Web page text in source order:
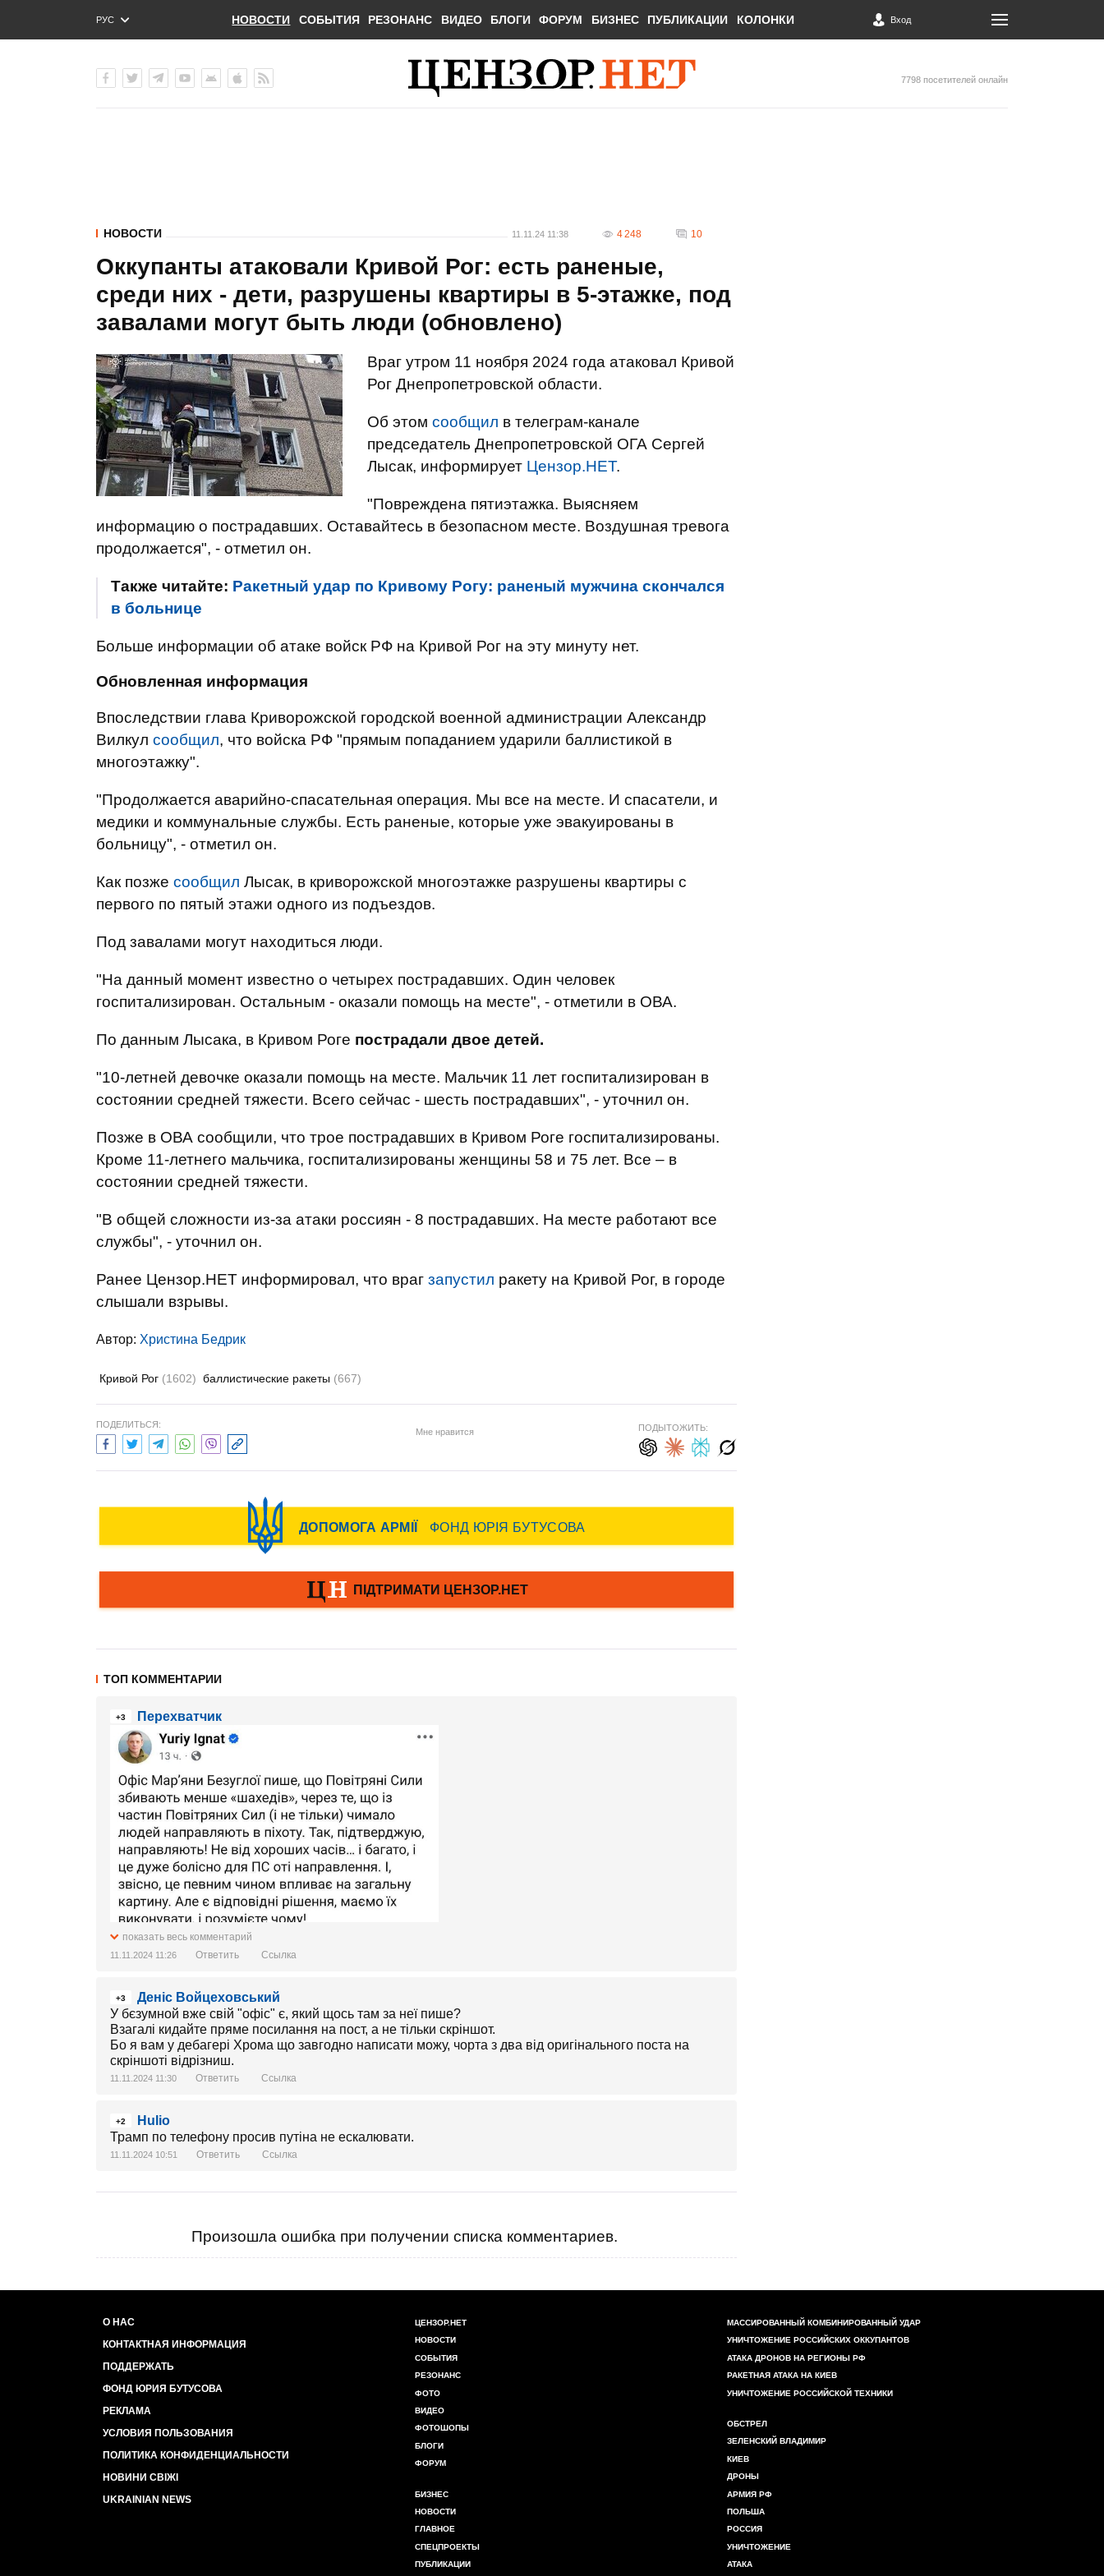
РУС
ENG
НОВОСТИ СОБЫТИЯ РЕЗОНАНС ВИДЕО БЛОГИ ФОРУМ БИЗНЕС ПУБЛИКАЦИИ КОЛОНКИ Вход
7798 посетителей онлайн
НОВОСТИ 11.11.24 11:38 4 248 10
Оккупанты атаковали Кривой Рог: есть раненые,
среди них - дети, разрушены квартиры в 5-этажке, под
завалами могут быть люди (обновлено)
Враг утром 11 ноября 2024 года атаковал Кривой
Рог Днепропетровской области.
Об этом сообщил в телеграм-канале
председатель Днепропетровской ОГА Сергей
Лысак, информирует Цензор.НЕТ.
"Повреждена пятиэтажка. Выясняем
информацию о пострадавших. Оставайтесь в безопасном месте. Воздушная тревога
продолжается", - отметил он.
Также читайте: Ракетный удар по Кривому Рогу: раненый мужчина скончался
в больнице
Больше информации об атаке войск РФ на Кривой Рог на эту минуту нет.
Обновленная информация
Впоследствии глава Криворожской городской военной администрации Александр
Вилкул сообщил, что войска РФ "прямым попаданием ударили баллистикой в ​​
многоэтажку".
"Продолжается аварийно-спасательная операция. Мы все на месте. И спасатели, и
медики и коммунальные службы. Есть раненые, которые уже эвакуированы в
больницу", - отметил он.
Как позже сообщил Лысак, в криворожской многоэтажке разрушены квартиры с
первого по пятый этажи одного из подъездов.
Под завалами могут находиться люди.
"На данный момент известно о четырех пострадавших. Один человек
госпитализирован. Остальным - оказали помощь на месте", - отметили в ОВА.
По данным Лысака, в Кривом Роге пострадали двое детей.
"10-летней девочке оказали помощь на месте. Мальчик 11 лет госпитализирован в
состоянии средней тяжести. Всего сейчас - шесть пострадавших", - уточнил он.
Позже в ОВА сообщили, что трое пострадавших в Кривом Роге госпитализированы.
Кроме 11-летнего мальчика, госпитализированы женщины 58 и 75 лет. Все – в
состоянии средней тяжести.
"В общей сложности из-за атаки россиян - 8 пострадавших. На месте работают все
службы", - уточнил он.
Ранее Цензор.НЕТ информировал, что враг запустил ракету на Кривой Рог, в городе
слышали взрывы.
Автор: Христина Бедрик
Кривой Рог (1602) баллистические ракеты (667)
ПОДЕЛИТЬСЯ:
Мне нравится ПОДЫТОЖИТЬ:
ТОП КОММЕНТАРИИ
+3 Перехватчик
показать весь комментарий
11.11.2024 11:26 Ответить Ссылка
+3
Деніс Войцеховський
У бєзумной вже свій "офіс" є, який щось там за неї пише?
Взагалі кидайте пряме посилання на пост, а не тільки скріншот.
Бо я вам у дебагері Хрома що завгодно написати можу, чорта з два від оригінального поста на
скріншоті відрізниш.
11.11.2024 11:30 Ответить Ссылка
+2
Hulio
Трамп по телефону просив путіна не ескалювати.
11.11.2024 10:51 Ответить Ссылка
Произошла ошибка при получении списка комментариев.
О НАС
КОНТАКТНАЯ ИНФОРМАЦИЯ
ПОДДЕРЖАТЬ
ФОНД ЮРИЯ БУТУСОВА
РЕКЛАМА
УСЛОВИЯ ПОЛЬЗОВАНИЯ
ПОЛИТИКА КОНФИДЕНЦИАЛЬНОСТИ
НОВИНИ СВІЖІ
UKRAINIAN NEWS
ЦЕНЗОР.НЕТ
НОВОСТИ
СОБЫТИЯ
РЕЗОНАНС
ФОТО
ВИДЕО
ФОТОШОПЫ
БЛОГИ
ФОРУМ
БИЗНЕС
НОВОСТИ
ГЛАВНОЕ
СПЕЦПРОЕКТЫ
ПУБЛИКАЦИИ
МАССИРОВАННЫЙ КОМБИНИРОВАННЫЙ УДАР
УНИЧТОЖЕНИЕ РОССИЙСКИХ ОККУПАНТОВ
АТАКА ДРОНОВ НА РЕГИОНЫ РФ
РАКЕТНАЯ АТАКА НА КИЕВ
УНИЧТОЖЕНИЕ РОССИЙСКОЙ ТЕХНИКИ
ОБСТРЕЛ
ЗЕЛЕНСКИЙ ВЛАДИМИР
КИЕВ
ДРОНЫ
АРМИЯ РФ
ПОЛЬША
РОССИЯ
УНИЧТОЖЕНИЕ
АТАКА